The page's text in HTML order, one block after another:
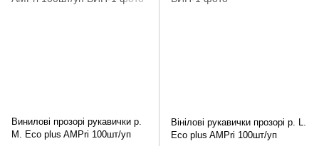
Винилові прозорі рукавички р.
М. Eco plus AMPri 100шт/уп
Вінілові рукавички прозорі р. L.
Eco plus AMPri 100шт/уп